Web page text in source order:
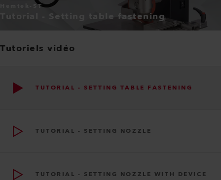
Hemtek-ST
Tutorial - Setting table fastening
Tutoriels vidéo
TUTORIAL - SETTING TABLE FASTENING
TUTORIAL - SETTING NOZZLE
TUTORIAL - SETTING NOZZLE WITH DEVICE